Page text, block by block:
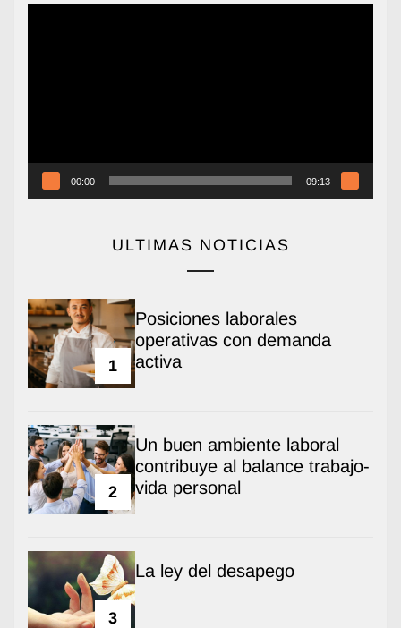
00:00 09:13
ULTIMAS NOTICIAS
1
Posiciones laborales
operativas con demanda
activa
2
Un buen ambiente laboral
contribuye al balance trabajo-
vida personal
3
La ley del desapego